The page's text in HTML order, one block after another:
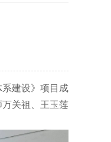
系建设》项目成
关祖、王玉莲